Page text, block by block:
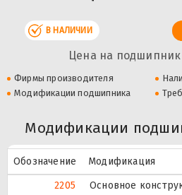
В НАЛИЧИИ
Цена на подшипник
Фирмы производителя
Модификации подшипника
Модификации
Обозначение
Модификация
2205
Основное